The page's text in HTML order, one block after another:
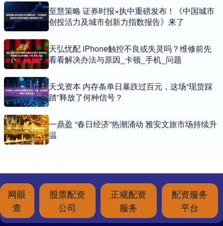
至慧策略 证券时报×执中重磅发布！《中国城市
创投活力及城市创新力指数报告》来了
天弘忧配 iPhone触控不良或失灵吗？维修前先
看看解决办法与原因_卡顿_手机_问题
天戈资本 内存条单日暴跌过百元，这场“现货踩
踏”释放了何种信号？
一鼎盈 “春日经济”热潮涌动 雅安文旅市场持续升
温
网眼
查
股票配资
公司
正规配资
服务
配资服务
平台